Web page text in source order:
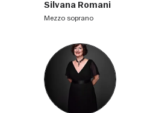
Silvana Romani
mezzo soprano